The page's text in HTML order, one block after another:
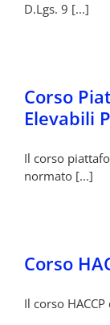
D.Lgs. 9 [...]
Corso
Elevabili
Il corso
normato [...]
Corso
Il corso